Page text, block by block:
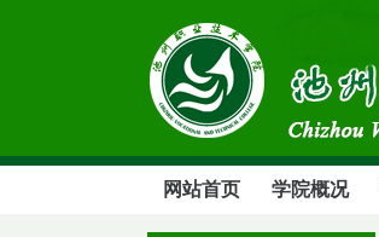
网站首页 学院概况